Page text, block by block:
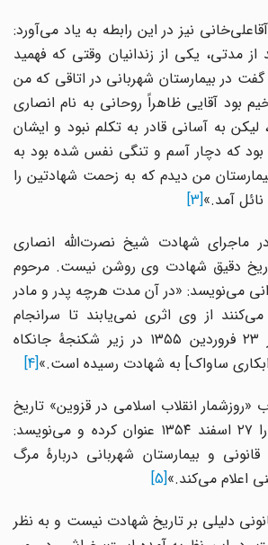
نیز در این رابطه به یاد می‌آورد:
مدتی، یکی از زندانیان وقتی که فهمید
در بیمارستان شهربانی در اتاقی که من
بود آقایی ظاهراً روحانی به نام انصاری
به آسانی قادر به تکلم نبود و ایشان
که دچار آسم و تنگی نفس شده بود به
من دیدم که به زحمت شهادتین را
آمد.»[3]
ماجرای شهادت شیخ نصرت‌الله انصاری
دقیق شهادت وی روشن نیست. مرحوم
می‌نویسد: «در آن مدت هرچه پدر و مادر
از وی اثری نمی‌یابند تا سرانجام
معلوم شد که در روز ۲۳ فروردین ۱۳۵۵ در زیر شکنجهٔ جانکاه
ساواک] به شهادت رسیده است.»[4]
انقلاب اسلامی در قزوین» تاریخ
عروج شهید انصاری را ۲۷ اسفند ۱۳۵۴ عنوان کرده و می‌نویسد:
و بیمارستان شهربانی دربارهٔ مرگ
اعلام می‌کند.»[5]
دلیلی بر تاریخ شهادت نیست و به نظر